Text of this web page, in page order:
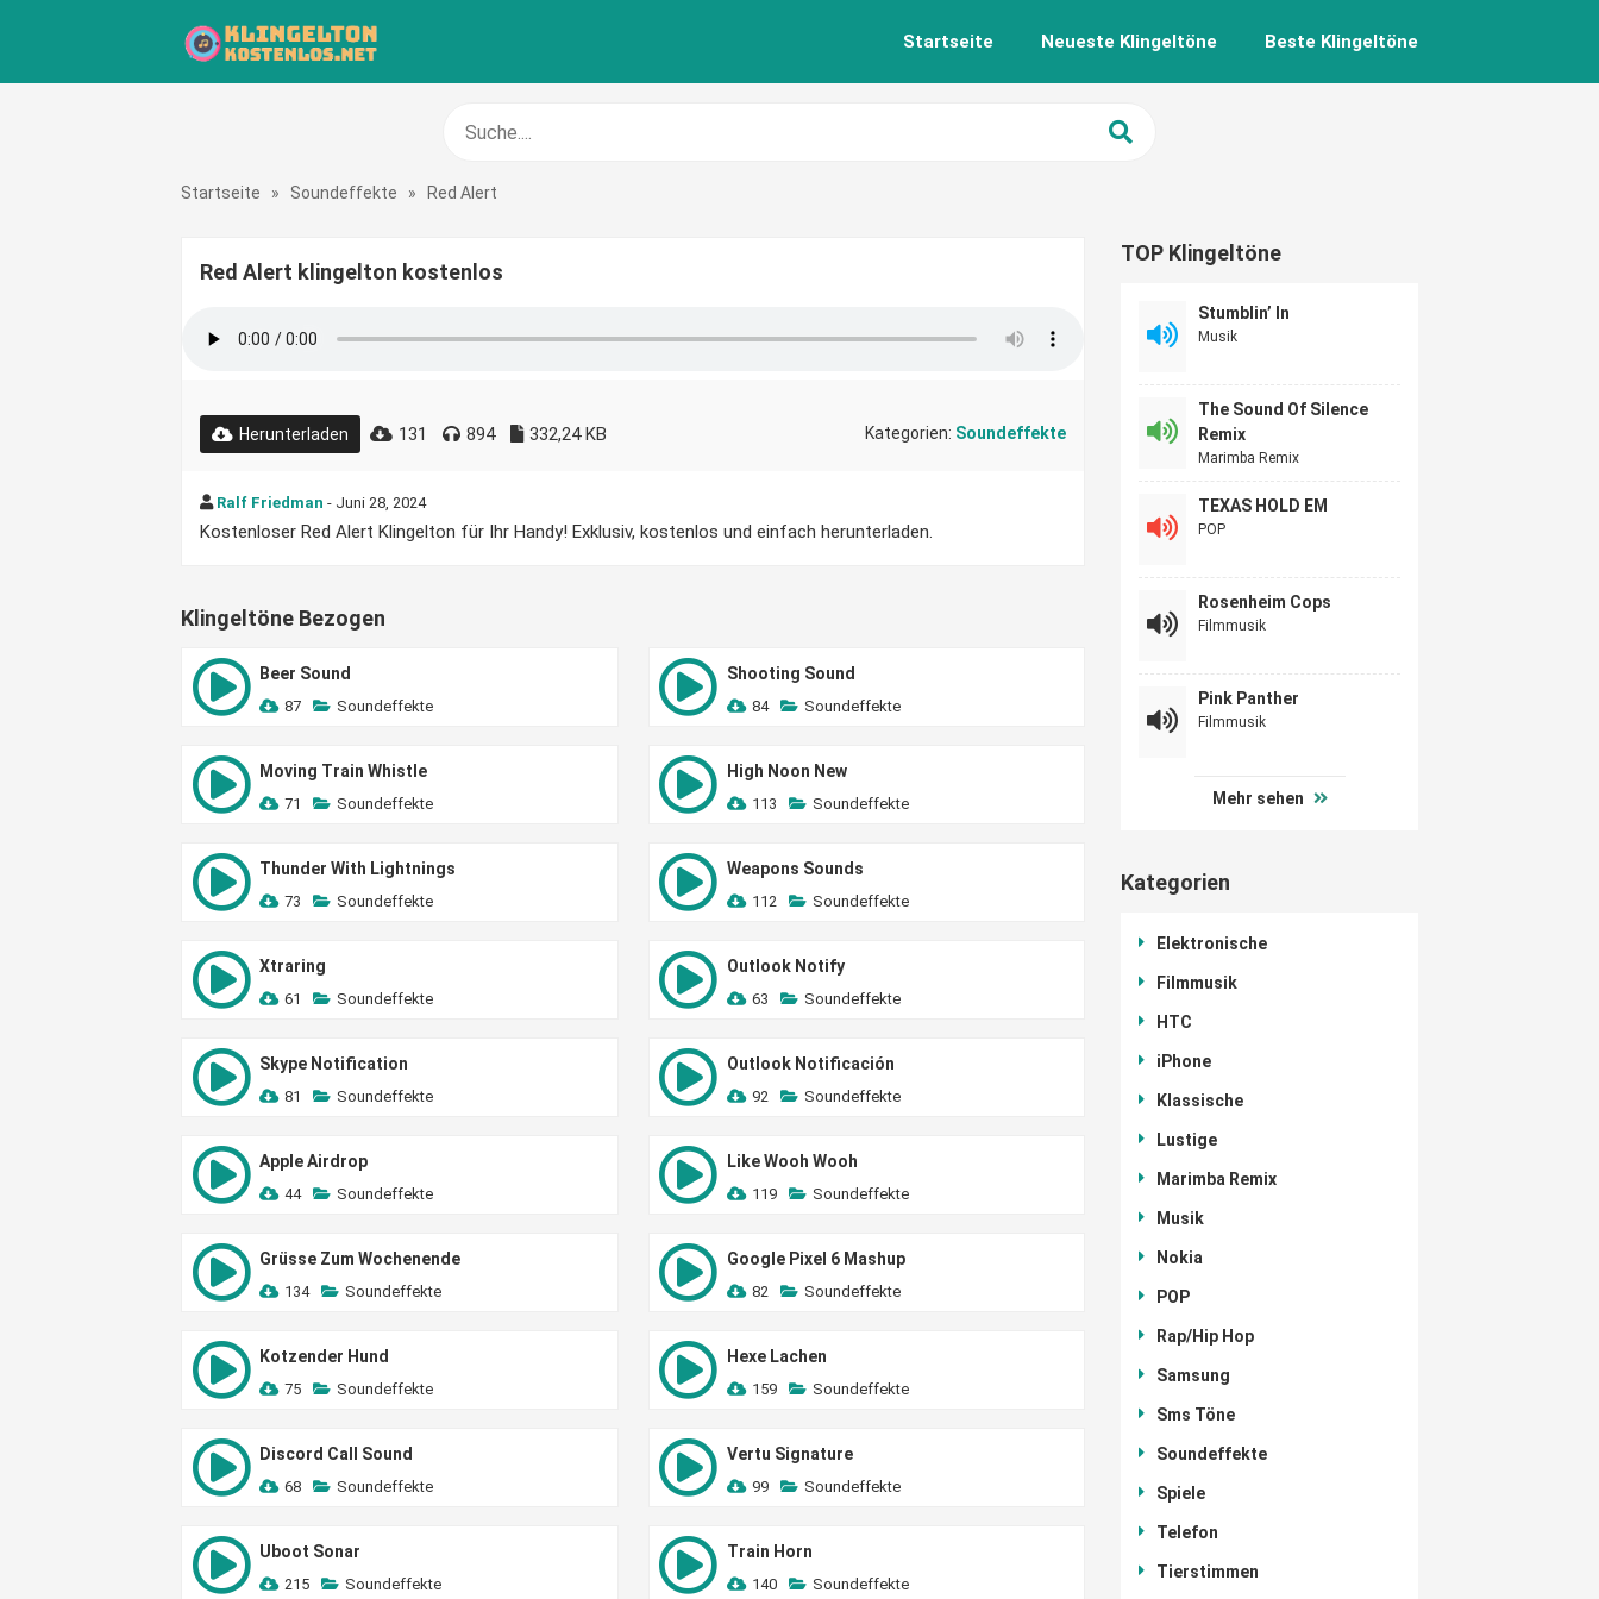
Startseite Neueste Klingeltöne Beste Klingeltöne
Startseite » Soundeffekte » Red Alert
Red Alert klingelton kostenlos
Herunterladen 131 894 332,24 KB Kategorien: Soundeffekte
Ralf Friedman - Juni 28, 2024
Kostenloser Red Alert Klingelton für Ihr Handy! Exklusiv, kostenlos und einfach herunterladen.
Klingeltöne Bezogen
Beer Sound
87 Soundeffekte
Shooting Sound
84 Soundeffekte
Moving Train Whistle
71 Soundeffekte
High Noon New
113 Soundeffekte
Thunder With Lightnings
73 Soundeffekte
Weapons Sounds
112 Soundeffekte
Xtraring
61 Soundeffekte
Outlook Notify
63 Soundeffekte
Skype Notification
81 Soundeffekte
Outlook Notificación
92 Soundeffekte
Apple Airdrop
44 Soundeffekte
Like Wooh Wooh
119 Soundeffekte
Grüsse Zum Wochenende
134 Soundeffekte
Google Pixel 6 Mashup
82 Soundeffekte
Kotzender Hund
75 Soundeffekte
Hexe Lachen
159 Soundeffekte
Discord Call Sound
68 Soundeffekte
Vertu Signature
99 Soundeffekte
Uboot Sonar
215 Soundeffekte
Train Horn
140 Soundeffekte
TOP Klingeltöne
Stumblin’ In
Musik
The Sound Of Silence
Remix
Marimba Remix
TEXAS HOLD EM
POP
Rosenheim Cops
Filmmusik
Pink Panther
Filmmusik
Mehr sehen
Kategorien
Elektronische
Filmmusik
HTC
iPhone
Klassische
Lustige
Marimba Remix
Musik
Nokia
POP
Rap/Hip Hop
Samsung
Sms Töne
Soundeffekte
Spiele
Telefon
Tierstimmen